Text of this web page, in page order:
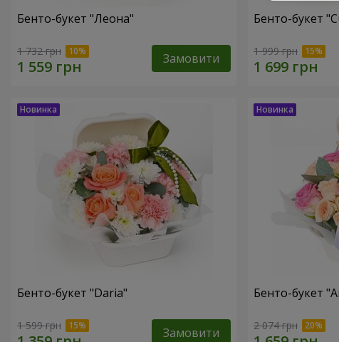
Бенто-букет "Леона"
1 732 грн Замовити
Бенто-букет
1 999 грн
Бенто-букет "Daria"
1 599 грн Замовити
Бенто-букет
2 074 грн